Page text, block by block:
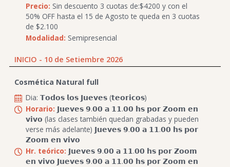
Precio: Sin descuento 3 cuotas de:$4200 y con el
50% OFF hasta el 15 de Agosto te queda en 3 cuotas
de $2.100
Modalidad: Semipresencial
INICIO - 10 de Setiembre 2026
Cosmética Natural full
Dia: 𝗧𝗼𝗱𝗼𝘀 𝗹𝗼𝘀 𝗝𝘂𝗲𝘃𝗲𝘀 (𝘁𝗲𝗼𝗿𝗶𝗰𝗼𝘀)
Horario: 𝗝𝘂𝗲𝘃𝗲𝘀 𝟵.𝟬𝟬 𝗮 𝟭𝟭.𝟬𝟬 𝗵𝘀 𝗽𝗼𝗿 𝗭𝗼𝗼𝗺 𝗲𝗻
𝘃𝗶𝘃𝗼 (las clases también quedan grabadas y pueden
verse más adelante) 𝗝𝘂𝗲𝘃𝗲𝘀 𝟵.𝟬𝟬 𝗮 𝟭𝟭.𝟬𝟬 𝗵𝘀 𝗽𝗼𝗿
𝗭𝗼𝗼𝗺 𝗲𝗻 𝘃𝗶𝘃𝗼
Hr. teórico: 𝗝𝘂𝗲𝘃𝗲𝘀 𝟵.𝟬𝟬 𝗮 𝟭𝟭.𝟬𝟬 𝗵𝘀 𝗽𝗼𝗿 𝗭𝗼𝗼𝗺
𝗲𝗻 𝘃𝗶𝘃𝗼 𝗝𝘂𝗲𝘃𝗲𝘀 𝟵.𝟬𝟬 𝗮 𝟭𝟭.𝟬𝟬 𝗵𝘀 𝗽𝗼𝗿 𝗭𝗼𝗼𝗺 𝗲𝗻